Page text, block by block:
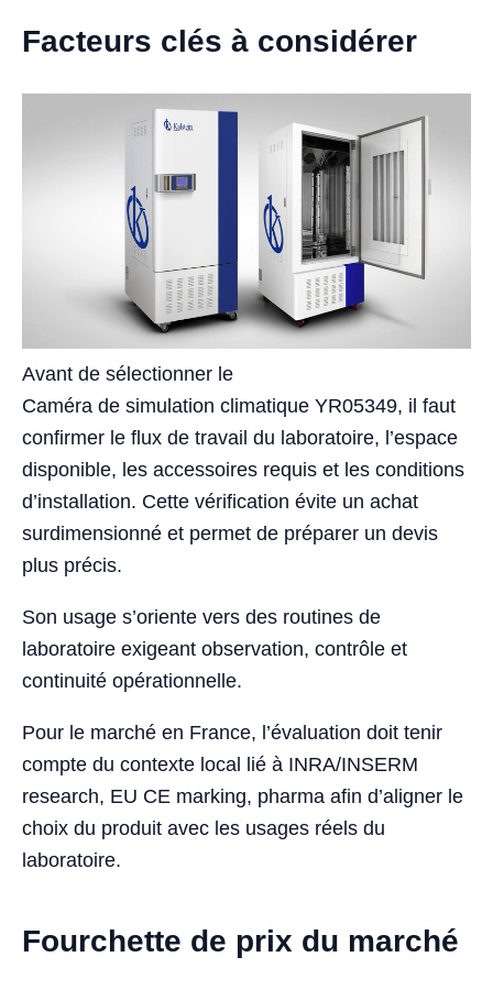
Facteurs clés à considérer
Avant de sélectionner le
Caméra de simulation climatique YR05349, il faut
confirmer le flux de travail du laboratoire, l’espace
disponible, les accessoires requis et les conditions
d’installation. Cette vérification évite un achat
surdimensionné et permet de préparer un devis
plus précis.
Son usage s’oriente vers des routines de
laboratoire exigeant observation, contrôle et
continuité opérationnelle.
Pour le marché en France, l’évaluation doit tenir
compte du contexte local lié à INRA/INSERM
research, EU CE marking, pharma afin d’aligner le
choix du produit avec les usages réels du
laboratoire.
Fourchette de prix du marché